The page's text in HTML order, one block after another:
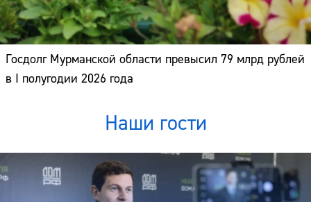
Госдолг Мурманской области превысил 79 млрд рублей
в I полугодии 2026 года
Наши гости